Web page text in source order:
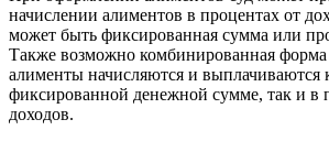
начислении алиментов в процентах от
может быть фиксированная сумма или
Также возможно комбинированная форма
алименты начисляются и выплачиваются
фиксированной денежной сумме, так и в
доходов.